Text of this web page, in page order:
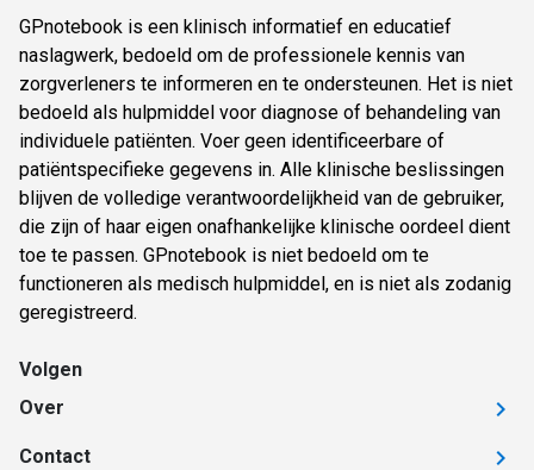
GPnotebook is een klinisch informatief en educatief
naslagwerk, bedoeld om de professionele kennis van
zorgverleners te informeren en te ondersteunen. Het is niet
bedoeld als hulpmiddel voor diagnose of behandeling van
individuele patiënten. Voer geen identificeerbare of
patiëntspecifieke gegevens in. Alle klinische beslissingen
blijven de volledige verantwoordelijkheid van de gebruiker,
die zijn of haar eigen onafhankelijke klinische oordeel dient
toe te passen. GPnotebook is niet bedoeld om te
functioneren als medisch hulpmiddel, en is niet als zodanig
geregistreerd.
Volgen
Over
Contact